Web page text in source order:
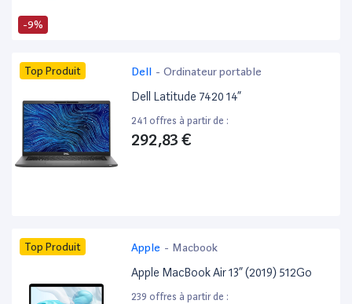
-9%
Top Produit Dell - Ordinateur portable
Dell Latitude 7420 14”
241 offres à partir de :
292,83 €
Top Produit Apple - Macbook
Apple MacBook Air 13” (2019) 512Go
239 offres à partir de :